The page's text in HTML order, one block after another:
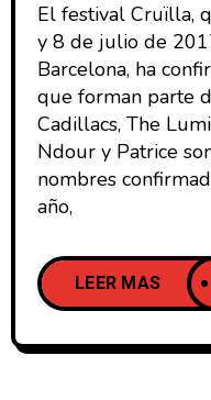
El festival Cruïlla,
y 8 de julio de
Barcelona, ha
que forman parte
Cadillacs, The
Ndour y Patrice
nombres
año,
LEER MAS